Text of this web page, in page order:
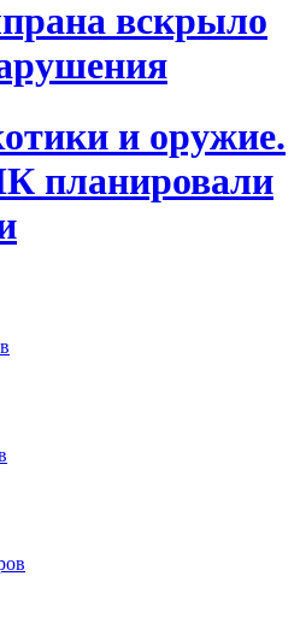
вскрыло
и оружие.
планировали